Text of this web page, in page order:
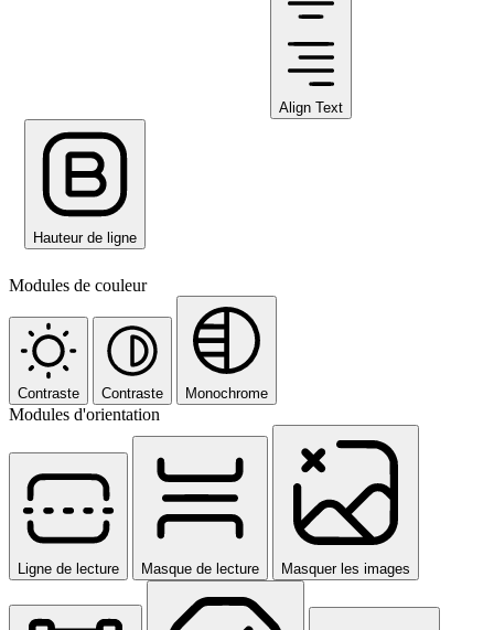
Align Text
Hauteur de ligne
Modules de couleur
Contraste Contraste Monochrome
Modules d'orientation
Ligne de lecture Masque de lecture Masquer les images